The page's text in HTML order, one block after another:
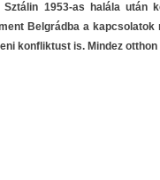
Sztálin 1953-as halála után
Belgrádba a
konfliktust is. Mindez